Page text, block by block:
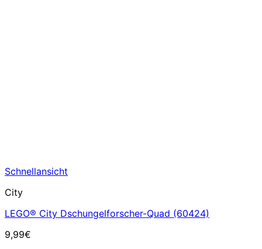
Schnellansicht
City
LEGO® City Dschungelforscher-Quad (60424)
9,99€